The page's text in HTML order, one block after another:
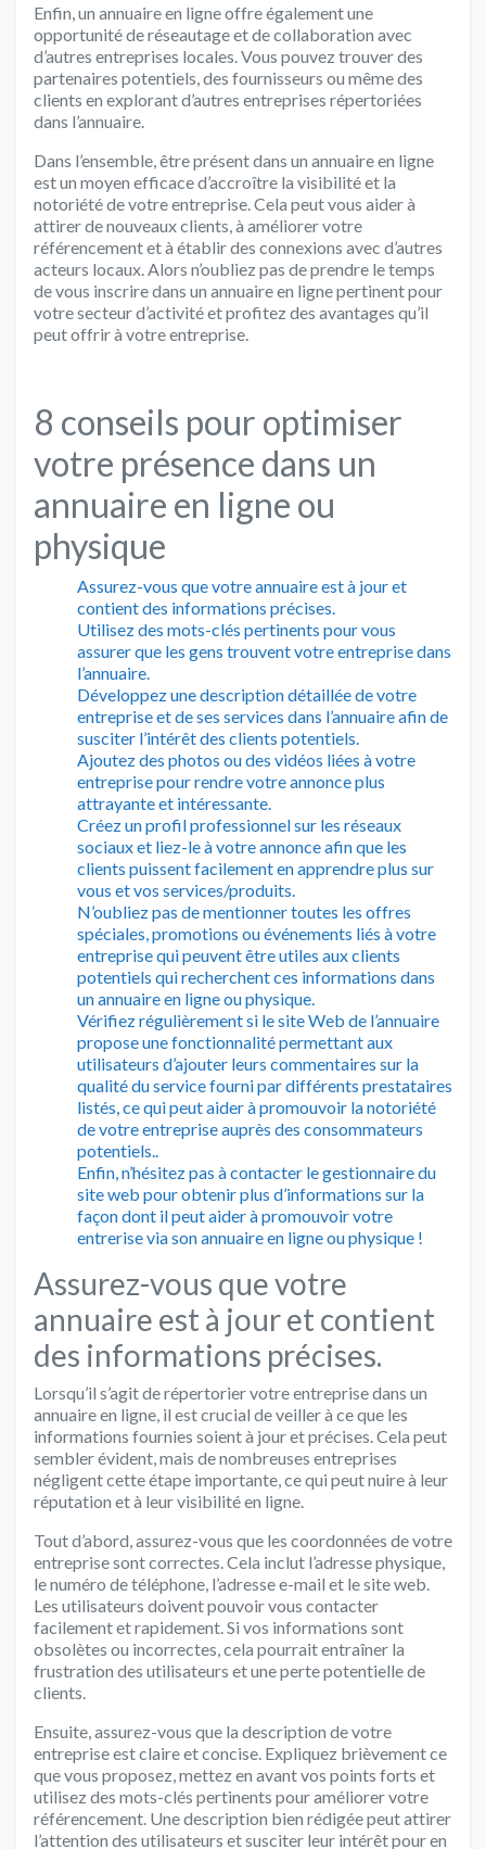
Enfin, un annuaire en ligne offre également une
opportunité de réseautage et de collaboration avec
d’autres entreprises locales. Vous pouvez trouver des
partenaires potentiels, des fournisseurs ou même des
clients en explorant d’autres entreprises répertoriées
dans l’annuaire.
Dans l’ensemble, être présent dans un annuaire en ligne
est un moyen efficace d’accroître la visibilité et la
notoriété de votre entreprise. Cela peut vous aider à
attirer de nouveaux clients, à améliorer votre
référencement et à établir des connexions avec d’autres
acteurs locaux. Alors n’oubliez pas de prendre le temps
de vous inscrire dans un annuaire en ligne pertinent pour
votre secteur d’activité et profitez des avantages qu’il
peut offrir à votre entreprise.
8 conseils pour optimiser
votre présence dans un
annuaire en ligne ou
physique
Assurez-vous que votre annuaire est à jour et
contient des informations précises.
Utilisez des mots-clés pertinents pour vous
assurer que les gens trouvent votre entreprise dans
l’annuaire.
Développez une description détaillée de votre
entreprise et de ses services dans l’annuaire afin de
susciter l’intérêt des clients potentiels.
Ajoutez des photos ou des vidéos liées à votre
entreprise pour rendre votre annonce plus
attrayante et intéressante.
Créez un profil professionnel sur les réseaux
sociaux et liez-le à votre annonce afin que les
clients puissent facilement en apprendre plus sur
vous et vos services/produits.
N’oubliez pas de mentionner toutes les offres
spéciales, promotions ou événements liés à votre
entreprise qui peuvent être utiles aux clients
potentiels qui recherchent ces informations dans
un annuaire en ligne ou physique.
Vérifiez régulièrement si le site Web de l’annuaire
propose une fonctionnalité permettant aux
utilisateurs d’ajouter leurs commentaires sur la
qualité du service fourni par différents prestataires
listés, ce qui peut aider à promouvoir la notoriété
de votre entreprise auprès des consommateurs
potentiels..
Enfin, n’hésitez pas à contacter le gestionnaire du
site web pour obtenir plus d’informations sur la
façon dont il peut aider à promouvoir votre
entrerise via son annuaire en ligne ou physique !
Assurez-vous que votre
annuaire est à jour et contient
des informations précises.
Lorsqu’il s’agit de répertorier votre entreprise dans un
annuaire en ligne, il est crucial de veiller à ce que les
informations fournies soient à jour et précises. Cela peut
sembler évident, mais de nombreuses entreprises
négligent cette étape importante, ce qui peut nuire à leur
réputation et à leur visibilité en ligne.
Tout d’abord, assurez-vous que les coordonnées de votre
entreprise sont correctes. Cela inclut l’adresse physique,
le numéro de téléphone, l’adresse e-mail et le site web.
Les utilisateurs doivent pouvoir vous contacter
facilement et rapidement. Si vos informations sont
obsolètes ou incorrectes, cela pourrait entraîner la
frustration des utilisateurs et une perte potentielle de
clients.
Ensuite, assurez-vous que la description de votre
entreprise est claire et concise. Expliquez brièvement ce
que vous proposez, mettez en avant vos points forts et
utilisez des mots-clés pertinents pour améliorer votre
référencement. Une description bien rédigée peut attirer
l’attention des utilisateurs et susciter leur intérêt pour en